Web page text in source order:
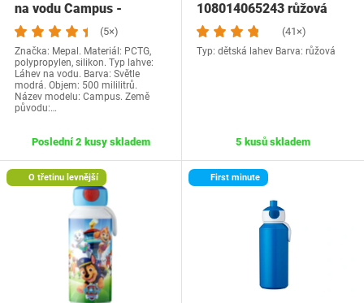
na vodu Campus -
Nepropustná láhev…
(5×)
Značka: Mepal. Materiál: PCTG,
polypropylen, silikon. Typ lahve:
Láhev na vodu. Barva: Světle
modrá. Objem: 500 mililitrů.
Název modelu: Campus. Země
původu:…
Poslední 2 kusy skladem
108014065243 růžová
(41×)
Typ: dětská lahev Barva: růžová
5 kusů skladem
O třetinu levnější First minute